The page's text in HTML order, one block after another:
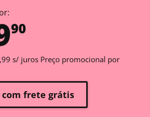
90
s/ juros Preço promocional por
com frete grátis